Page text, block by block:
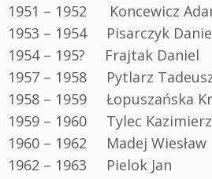
1951 – 1952
Koncewicz
1953 – 1954 Pisarczyk
1954 – 195? Frajtak Daniel
1957 – 1958 Pytlarz
1958 – 1959 Łopuszańska
1959 – 1960 Tylec Kazimierz
1960 – 1962 Madej Wiesław
1962 – 1963 Pielok Jan